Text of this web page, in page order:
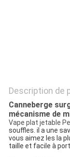
Description de
Canneberge
mécanisme de
Vape plat jetable
souffles. il a une
vous aimez les la
taille et facile à